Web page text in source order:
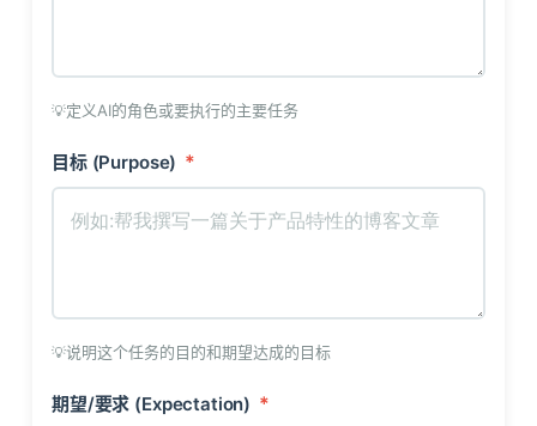
定义AI的角色或要执行的主要任务
目标 (Purpose) *
说明这个任务的目的和期望达成的目标
期望/要求 (Expectation) *